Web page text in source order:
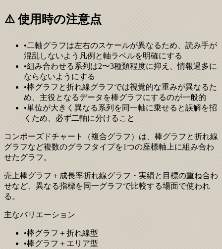
⚠️ 使用時の注意点
•二軸グラフは左右のスケールが異なるため、読み手が
混乱しないよう凡例と軸ラベルを明確にする
•組み合わせる系列は2〜3種類程度に抑え、情報過多に
ならないようにする
•棒グラフと折れ線グラフでは視覚的な重みが異なるた
め、主役となるデータを棒グラフにするのが一般的
•単位が大きく異なる系列を同一軸に乗せると誤解を招
くため、必ず二軸に分けること
コンポーズドチャート（複合グラフ）は、棒グラフと折れ線
グラフなど複数のグラフタイプを1つの座標軸上に組み合わ
せたグラフ。
売上棒グラフ＋成長率折れ線グラフ・実績と目標の重ね合わ
せなど、異なる指標を同一グラフで比較する場面で使われ
る。
主なバリエーション
•棒グラフ＋折れ線型
•棒グラフ＋エリア型